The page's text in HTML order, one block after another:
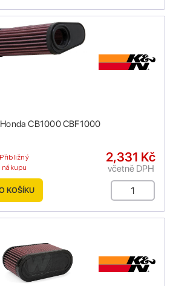
CB1000 CBF1000
nákupu
2,331 Kč
včetně DPH
KOŠÍKU